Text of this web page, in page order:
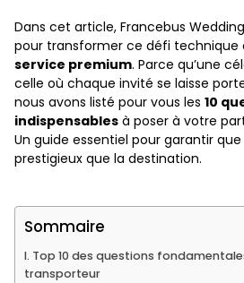
Dans cet article, Francebus
pour transformer ce défi technique
service premium. Parce qu’une
celle où chaque invité se laisse
nous avons listé pour vous les 10
indispensables à poser à votre
Un guide essentiel pour garantir
prestigieux que la destination.
Sommaire
I. Top 10 des questions
transporteur